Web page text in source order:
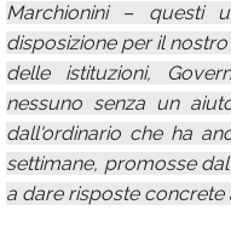
Marchionini – questi
disposizione per il
delle istituzioni,
nessuno senza un
dall'ordinario che ha
settimane, promosse
a dare risposte concrete